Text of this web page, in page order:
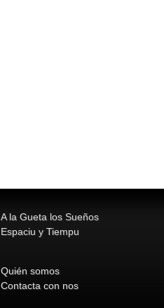
A la Gueta los Sueños
Espaciu y Tiempu
Quién somos
Contacta con nos